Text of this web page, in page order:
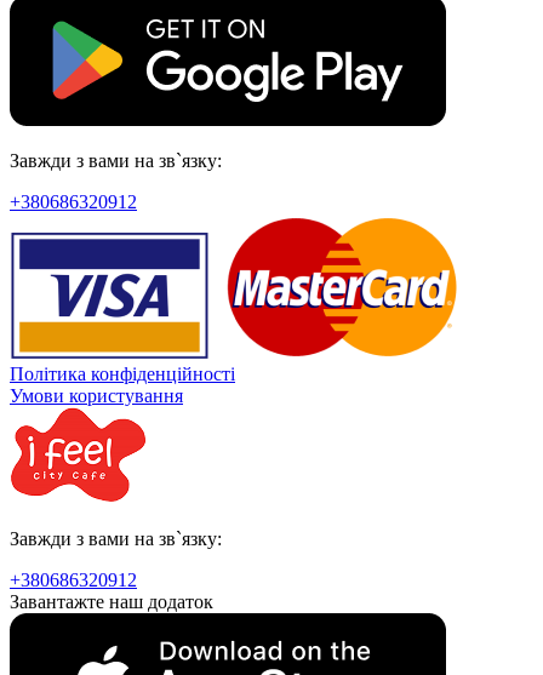
Завжди з вами на зв`язку:
+380686320912
Політика конфіденційності
Умови користування
Завжди з вами на зв`язку:
+380686320912
Завантажте наш додаток